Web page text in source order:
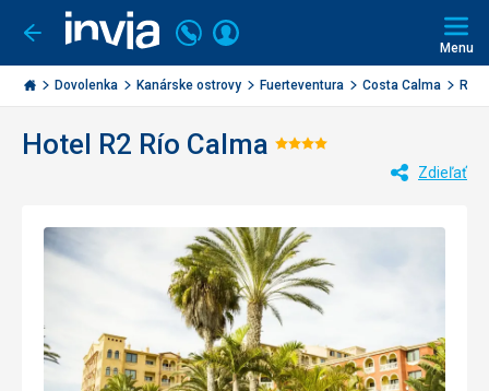
Ísť
späť
Invia.sk
Volajte
+421
2
3221
Prihlásiť
Menu
Dovolenka Kanárske ostrovy Fuerteventura Costa Calma R2
Hotel R2 Río Calma Hodnotenie:
Zdieľať